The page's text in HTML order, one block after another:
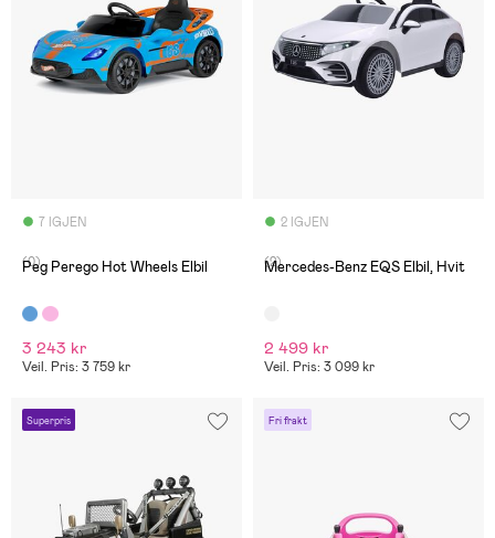
7 IGJEN
(0)
Peg Perego Hot Wheels Elbil
3 243 kr
Veil. Pris: 3 759 kr
2 IGJEN
(2)
Mercedes-Benz EQS Elbil, Hvit
2 499 kr
Veil. Pris: 3 099 kr
Superpris Fri frakt